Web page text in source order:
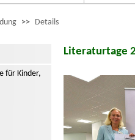
>> Details
für Kinder,
Literaturtage